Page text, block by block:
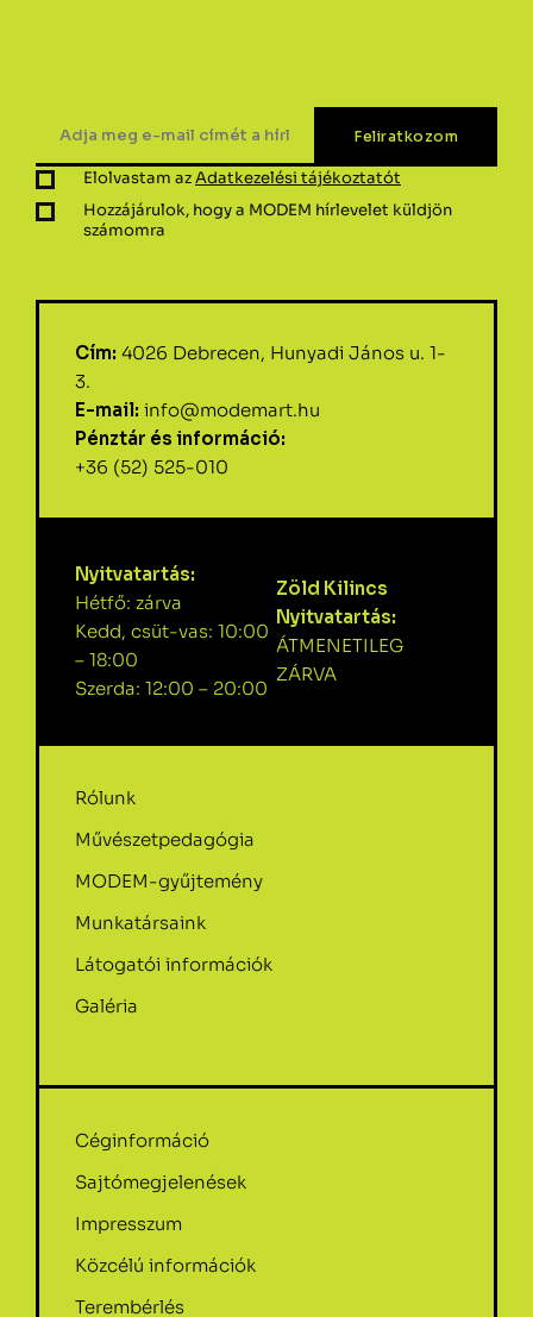
Elolvastam azAdatkezelési tájékoztatót
Hozzájárulok, hogy a MODEM hírlevelet küldjön
számomra
Cím: 4026 Debrecen, Hunyadi János u. 1-
3.
E-mail: info@modemart.hu
Pénztár és információ:
+36 (52) 525-010
Nyitvatartás:
Hétfő: zárva
Kedd, csüt-vas: 10:00
– 18:00
Szerda: 12:00 – 20:00
Zöld Kilincs
Nyitvatartás:
ÁTMENETILEG
ZÁRVA
Rólunk
Művészetpedagógia
MODEM-gyűjtemény
Munkatársaink
Látogatói információk
Galéria
Céginformáció
Sajtómegjelenések
Impresszum
Közcélú információk
Terembérlés